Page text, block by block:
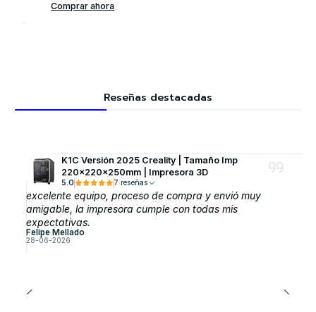
Comprar ahora
Reseñas destacadas
K1C Versión 2025 Creality | Tamaño Imp
220x220x250mm | Impresora 3D
5.0 7 reseñas
excelente equipo, proceso de compra y envió muy
amigable, la impresora cumple con todas mis
expectativas.
Felipe Mellado
28-06-2026